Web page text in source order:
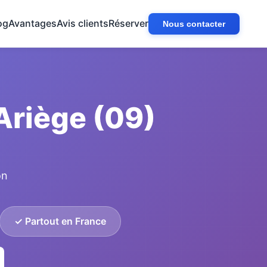
AvantagesAvis clientsRéserver Nous contacter
(09)
✓ Partout en France